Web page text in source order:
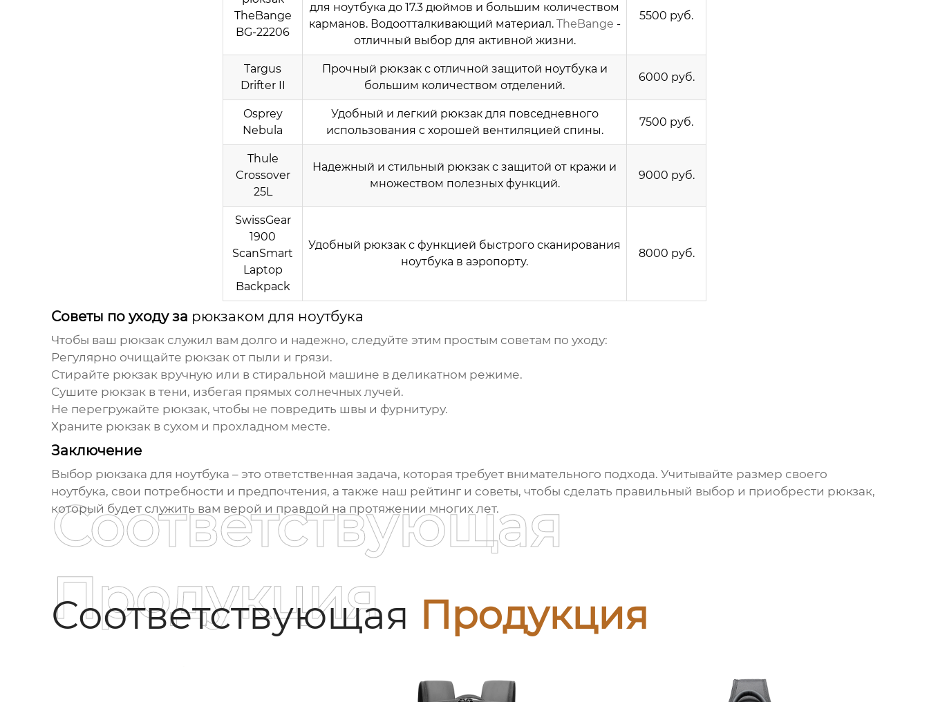
TheBange
BG-22206
для ноутбука до 17.3 дюймов и большим количеством
карманов. Водоотталкивающий материал. TheBange -
отличный выбор для активной жизни.
5500 руб.
Targus
Drifter II
Прочный рюкзак с отличной защитой ноутбука и
большим количеством отделений.
6000 руб.
Osprey
Nebula
Удобный и легкий рюкзак для повседневного
использования с хорошей вентиляцией спины.
7500 руб.
Thule
Crossover
25L
Надежный и стильный рюкзак с защитой от кражи и
множеством полезных функций.
9000 руб.
SwissGear
1900
ScanSmart
Laptop
Backpack
Удобный рюкзак с функцией быстрого сканирования
ноутбука в аэропорту.
8000 руб.
Советы по уходу за рюкзаком для ноутбука
Чтобы ваш рюкзакслужил вам долго и надежно, следуйте этим простым советам по уходу:
Регулярно очищайте рюкзакот пыли и грязи.
Стирайте рюкзаквручную или в стиральной машине в деликатном режиме.
Сушите рюкзакв тени, избегая прямых солнечных лучей.
Не перегружайте рюкзак, чтобы не повредить швы и фурнитуру.
Храните рюкзакв сухом и прохладном месте.
Заключение
Выбор рюкзака для ноутбука – это ответственная задача, которая требует внимательного подхода. Учитывайте размер своего
ноутбука, свои потребности и предпочтения, а также наш рейтинг и советы, чтобы сделать правильный выбор и приобрести рюкзак,
который будет служить вам верой и правдой на протяжении многих лет.
Соответствующая Продукция
Соответствующая
Продукция